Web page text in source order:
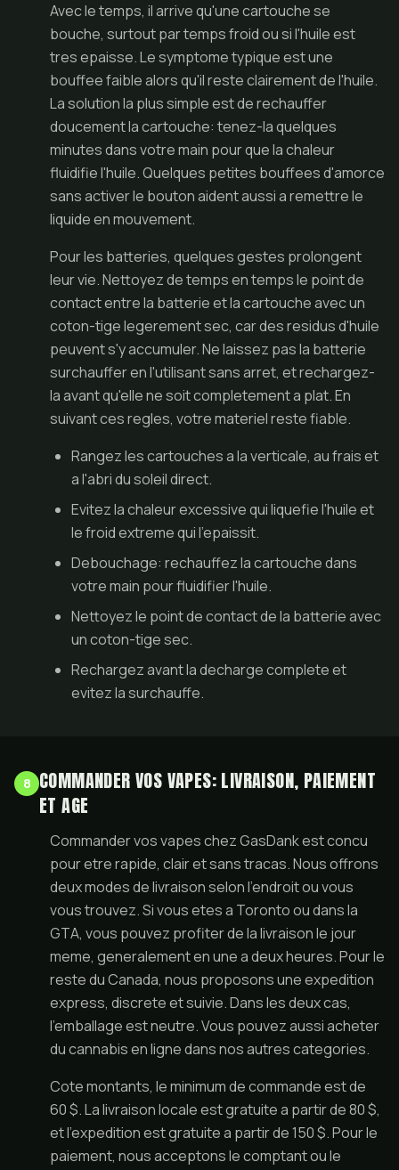
Avec le temps, il arrive qu'une cartouche se
bouche, surtout par temps froid ou si l'huile est
tres epaisse. Le symptome typique est une
bouffee faible alors qu'il reste clairement de l'huile.
La solution la plus simple est de rechauffer
doucement la cartouche: tenez-la quelques
minutes dans votre main pour que la chaleur
fluidifie l'huile. Quelques petites bouffees d'amorce
sans activer le bouton aident aussi a remettre le
liquide en mouvement.
Pour les batteries, quelques gestes prolongent
leur vie. Nettoyez de temps en temps le point de
contact entre la batterie et la cartouche avec un
coton-tige legerement sec, car des residus d'huile
peuvent s'y accumuler. Ne laissez pas la batterie
surchauffer en l'utilisant sans arret, et rechargez-
la avant qu'elle ne soit completement a plat. En
suivant ces regles, votre materiel reste fiable.
Rangez les cartouches a la verticale, au frais et
a l'abri du soleil direct.
Evitez la chaleur excessive qui liquefie l'huile et
le froid extreme qui l'epaissit.
Debouchage: rechauffez la cartouche dans
votre main pour fluidifier l'huile.
Nettoyez le point de contact de la batterie avec
un coton-tige sec.
Rechargez avant la decharge complete et
evitez la surchauffe.
8 COMMANDER VOS VAPES: LIVRAISON, PAIEMENT
ET AGE
Commander vos vapes chez GasDank est concu
pour etre rapide, clair et sans tracas. Nous offrons
deux modes de livraison selon l'endroit ou vous
vous trouvez. Si vous etes a Toronto ou dans la
GTA, vous pouvez profiter de la livraison le jour
meme, generalement en une a deux heures. Pour le
reste du Canada, nous proposons une expedition
express, discrete et suivie. Dans les deux cas,
l'emballage est neutre. Vous pouvez aussiacheter
du cannabis en lignedans nos autres categories.
Cote montants, le minimum de commande est de
60 $. La livraison locale est gratuite a partir de 80 $,
et l'expedition est gratuite a partir de 150 $. Pour le
paiement, nous acceptons le comptant ou le